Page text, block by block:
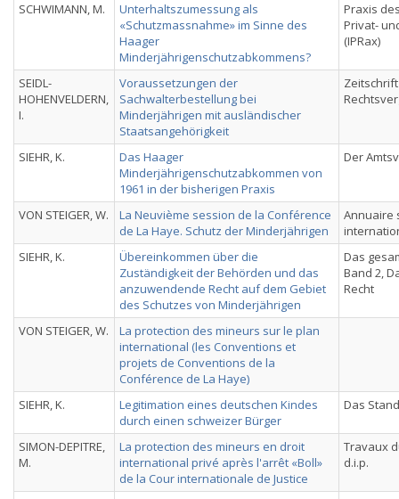
SCHWIMANN, M.
Unterhaltszumessung als
«Schutzmassnahme» im Sinne des
Haager
Minderjährigenschutzabkommens?
Praxis
Privat-
(IPRax)
SEIDL-
HOHENVELDERN,
I.
Voraussetzungen der
Sachwalterbestellung bei
Minderjährigen mit ausländischer
Staatsangehörigkeit
SIEHR, K.
Das Haager
Minderjährigenschutzabkommen von
1961 in der bisherigen Praxis
Der
VON STEIGER, W.
La Neuvième session de la Conférence
de La Haye. Schutz der Minderjährigen
Annuaire
SIEHR, K.
Übereinkommen über die
Zuständigkeit der Behörden und das
anzuwendende Recht auf dem Gebiet
des Schutzes von Minderjährigen
Das
Band 2,
Recht
VON STEIGER, W.
La protection des mineurs sur le plan
international (les Conventions et
projets de Conventions de la
Conférence de La Haye)
SIEHR, K.
Legitimation eines deutschen Kindes
durch einen schweizer Bürger
Das
SIMON-DEPITRE,
M.
La protection des mineurs en droit
international privé après l'arrêt «Boll»
de la Cour internationale de Justice
Travaux
d.i.p.